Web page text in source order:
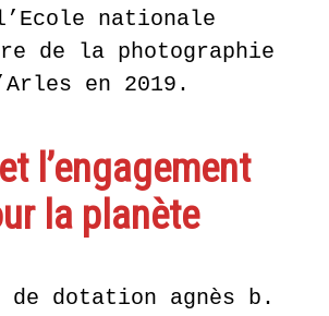
nationale
de la photographie
en 2019.
l’engagement
la planète
de dotation agnès b.